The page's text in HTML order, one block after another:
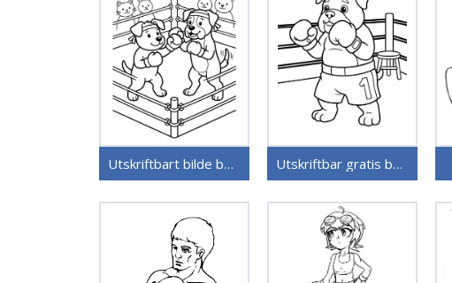
Utskriftbart bilde boksing Utskriftbar gratis boksing